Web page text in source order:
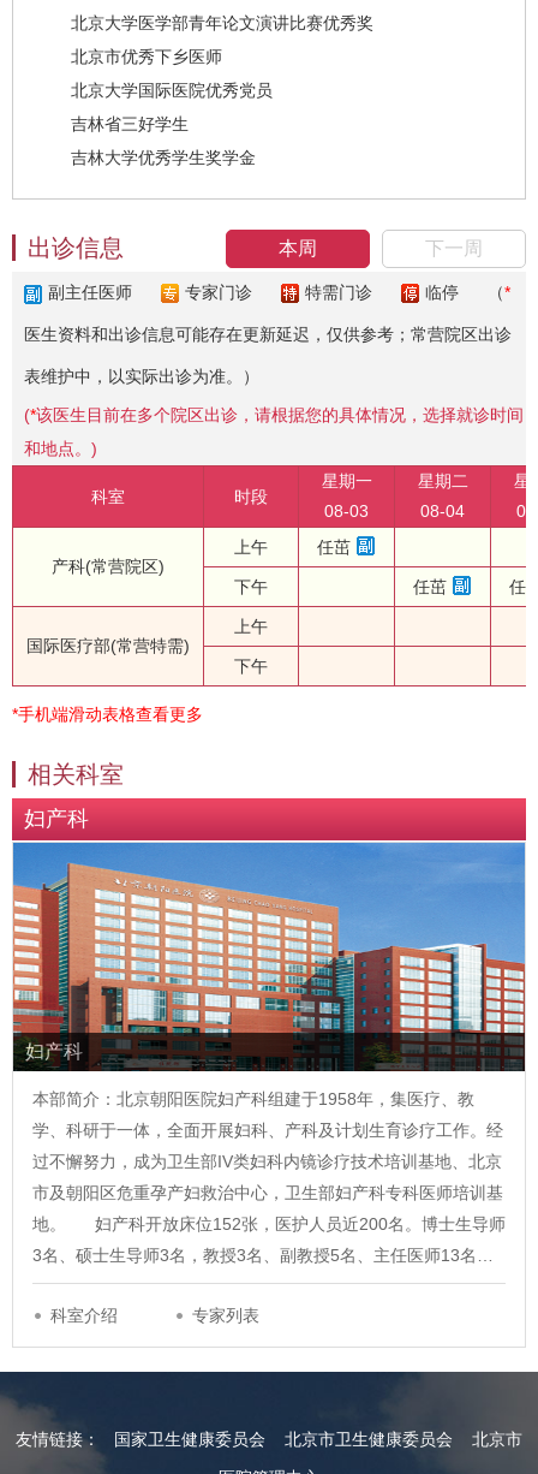
北京大学医学部青年论文演讲比赛优秀奖
北京市优秀下乡医师
北京大学国际医院优秀党员
吉林省三好学生
吉林大学优秀学生奖学金
本周 下一周
出诊信息
副主任医师 专家门诊 特需门诊 临停 （*
医生资料和出诊信息可能存在更新延迟，仅供参考；常营院区出诊
表维护中，以实际出诊为准。）
(*该医生目前在多个院区出诊，请根据您的具体情况，选择就诊时间
和地点。)
科室 时段
星期一
08-03
星期二
08-04
星
产科(常营院区)
上午 任茁
下午 任茁 任
国际医疗部(常营特需)
上午
下午
*手机端滑动表格查看更多
相关科室
妇产科
妇产科
本部简介：北京朝阳医院妇产科组建于1958年，集医疗、教
学、科研于一体，全面开展妇科、产科及计划生育诊疗工作。经
过不懈努力，成为卫生部IV类妇科内镜诊疗技术培训基地、北京
市及朝阳区危重孕产妇救治中心，卫生部妇产科专科医师培训基
地。 妇产科开放床位152张，医护人员近200名。博士生导师
3名、硕士生导师3名，教授3名、副教授5名、主任医师13名…
科室介绍 专家列表
友情链接： 国家卫生健康委员会 北京市卫生健康委员会
北京市